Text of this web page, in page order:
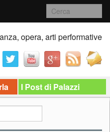
opera, arti performative
I Post di Palazzi